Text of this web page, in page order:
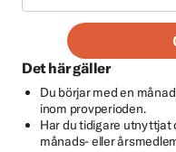
Det här gäller
Du börjar med en
inom provperioden.
Har du tidigare utnyttjat
månads- eller